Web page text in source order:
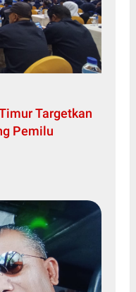
Targetkan
Pemilu